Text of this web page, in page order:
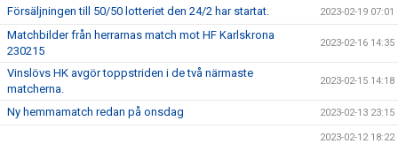
Försäljningen till 50/50 lotteriet den 24/2 har startat. 2023-02-19 07:01
Matchbilder från herrarnas match mot HF Karlskrona
230215
2023-02-16 14:35
Vinslövs HK avgör toppstriden i de två närmaste
matcherna.
2023-02-15 14:18
Ny hemmamatch redan på onsdag 2023-02-13 23:15
2023-02-12 18:22